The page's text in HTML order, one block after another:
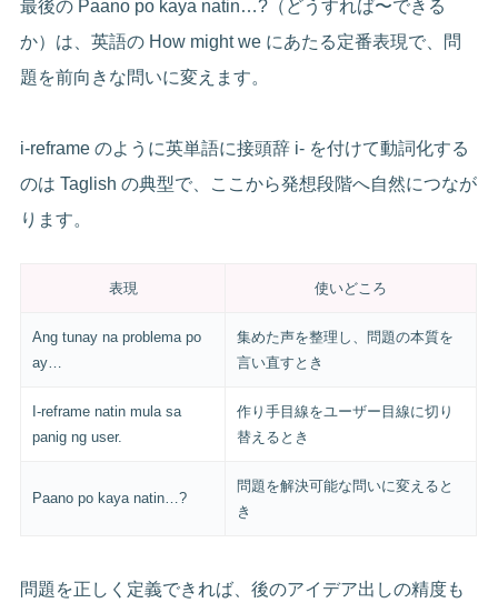
最後の Paano po kaya natin…?（どうすれば〜できる
か）は、英語の How might we にあたる定番表現で、問
題を前向きな問いに変えます。
i-reframe のように英単語に接頭辞 i- を付けて動詞化する
のは Taglish の典型で、ここから発想段階へ自然につなが
ります。
表現 使いどころ
Ang tunay na problema po
ay…
集めた声を整理し、問題の本質を
言い直すとき
I-reframe natin mula sa
panig ng user.
作り手目線をユーザー目線に切り
替えるとき
Paano po kaya natin…?
問題を解決可能な問いに変えると
き
問題を正しく定義できれば、後のアイデア出しの精度も